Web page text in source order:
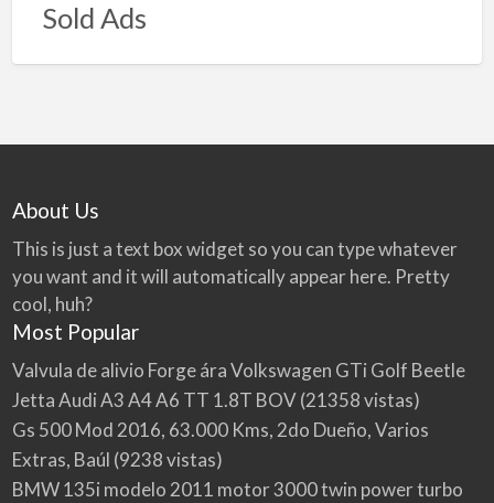
Sold Ads
About Us
This is just a text box widget so you can type whatever
you want and it will automatically appear here. Pretty
cool, huh?
Most Popular
Valvula de alivio Forge ára Volkswagen GTi Golf Beetle
Jetta Audi A3 A4 A6 TT 1.8T BOV(21358 vistas)
Gs 500 Mod 2016, 63.000 Kms, 2do Dueño, Varios
Extras, Baúl (9238 vistas)
BMW 135i modelo 2011 motor 3000 twin power turbo